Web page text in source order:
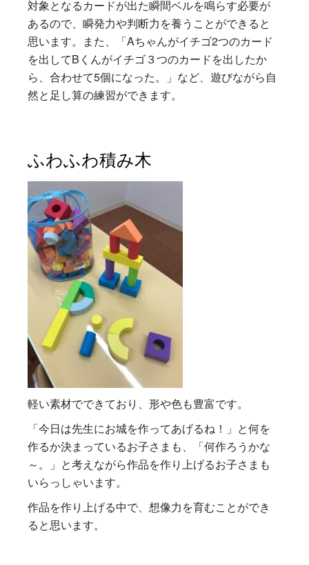
対象となるカードが出た瞬間ベルを鳴らす必要が
あるので、瞬発力や判断力を養うことができると
思います。また、「Aちゃんがイチゴ2つのカード
を出してBくんがイチゴ３つのカードを出したか
ら、合わせて5個になった。」など、遊びながら自
然と足し算の練習ができます。
ふわふわ積み木
軽い素材でできており、形や色も豊富です。
「今日は先生にお城を作ってあげるね！」と何を
作るか決まっているお子さまも、「何作ろうかな
～。」と考えながら作品を作り上げるお子さまも
いらっしゃいます。
作品を作り上げる中で、想像力を育むことができ
ると思います。